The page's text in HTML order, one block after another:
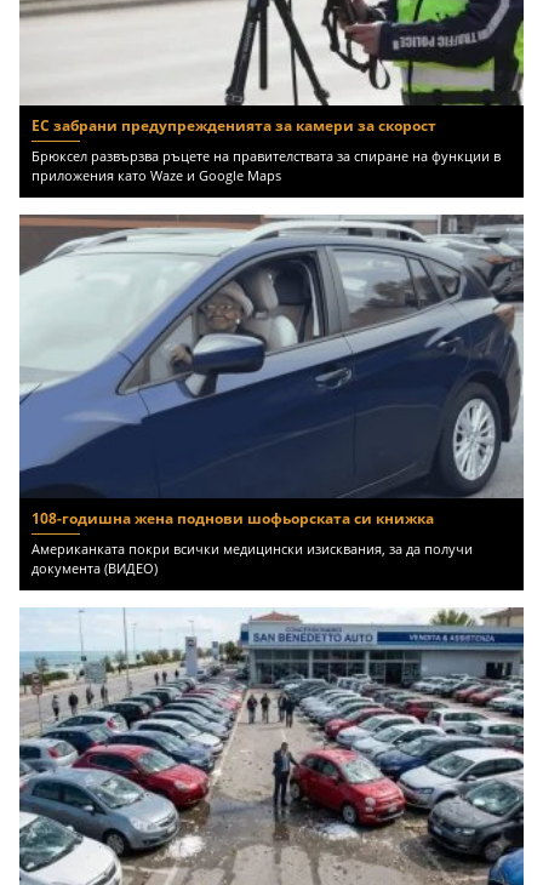
ЕС забрани предупрежденията за камери за скорост
Брюксел развързва ръцете на правителствата за спиране на функции в
приложения като Waze и Google Maps
108-годишна жена поднови шофьорската си книжка
Американката покри всички медицински изисквания, за да получи
документа (ВИДЕО)